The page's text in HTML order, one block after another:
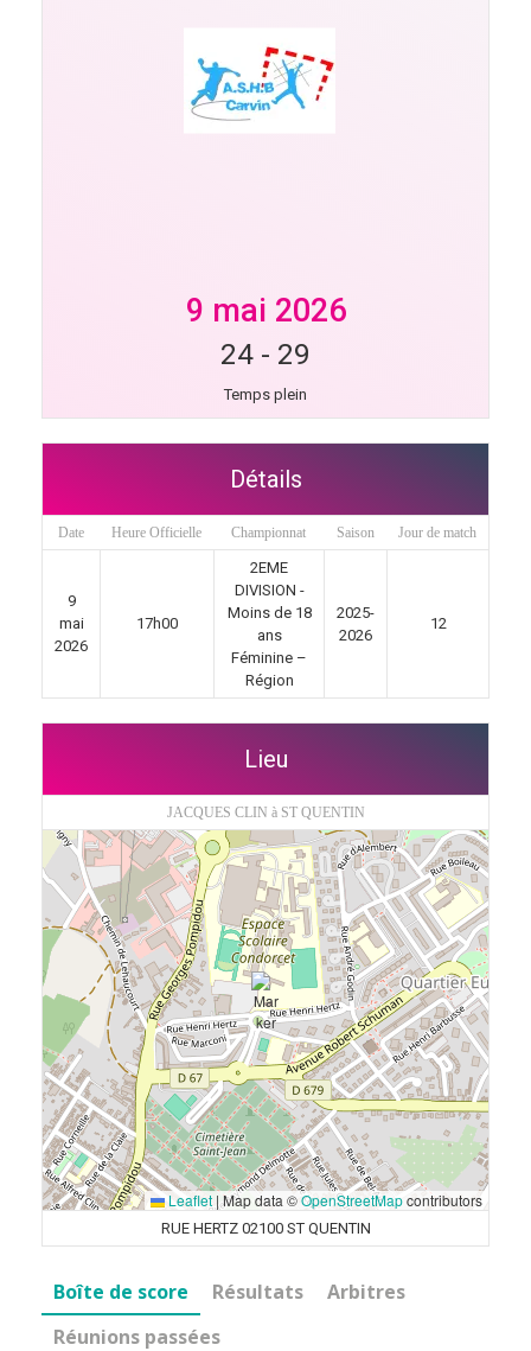
9 mai 2026
24 - 29
Temps plein
Détails
Date Heure Officielle Championnat Saison Jour de match
9
mai
2026
17h00
2EME
DIVISION -
Moins de 18
ans
Féminine –
Région
2025-
2026
12
Lieu
JACQUES CLIN à ST QUENTIN
Leaflet |Map data ©OpenStreetMapcontributors
RUE HERTZ 02100 ST QUENTIN
Boîte de score Résultats
Arbitres
Réunions passées